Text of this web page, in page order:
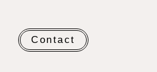
Contact